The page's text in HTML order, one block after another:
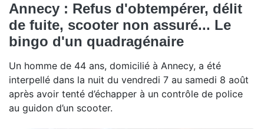
Annecy : Refus d'obtempérer, délit
de fuite, scooter non assuré... Le
bingo d'un quadragénaire
Un homme de 44 ans, domicilié à Annecy, a été
interpellé dans la nuit du vendredi 7 au samedi 8 août
après avoir tenté d’échapper à un contrôle de police
au guidon d’un scooter.